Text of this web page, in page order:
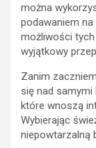
można
podawaniem
możliwości
wyjątkowy
Zanim
się nad samymi
które wnoszą
Wybierając
niepowtarzalną